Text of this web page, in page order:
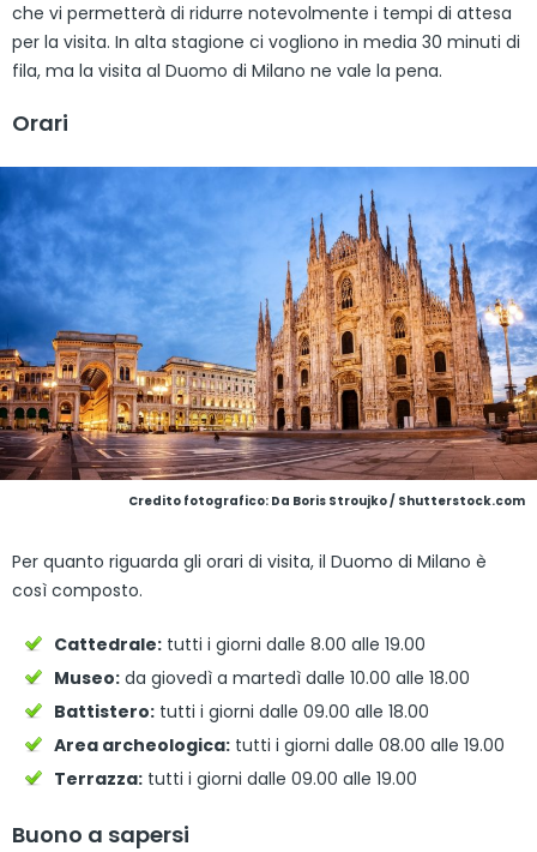
che vi permetterà di ridurre notevolmente i tempi di attesa
per la visita. In alta stagione ci vogliono in media 30 minuti di
fila, ma la visita al Duomo di Milano ne vale la pena.
Orari
Credito fotografico: Da Boris Stroujko / Shutterstock.com
Per quanto riguarda gli orari di visita, il Duomo di Milano è
così composto.
Cattedrale: tutti i giorni dalle 8.00 alle 19.00
Museo: da giovedì a martedì dalle 10.00 alle 18.00
Battistero: tutti i giorni dalle 09.00 alle 18.00
Area archeologica: tutti i giorni dalle 08.00 alle 19.00
Terrazza: tutti i giorni dalle 09.00 alle 19.00
Buono a sapersi